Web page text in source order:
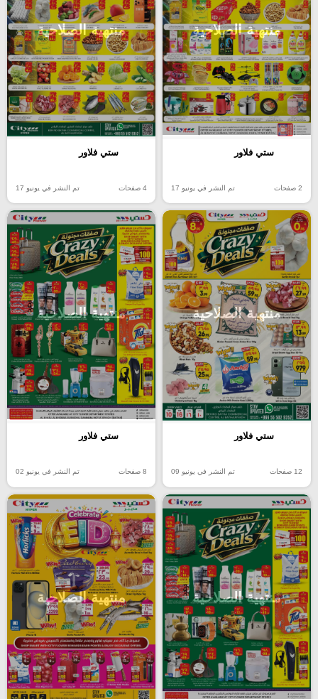
منتهية الصلاحية
ستي فلاور
2 صفحات تم النشر في يونيو 17
منتهية الصلاحية
ستي فلاور
4 صفحات تم النشر في يونيو 17
منتهية الصلاحية
ستي فلاور
12 صفحات تم النشر في يونيو 09
منتهية الصلاحية
ستي فلاور
8 صفحات تم النشر في يونيو 02
منتهية الصلاحية منتهية الصلاحية